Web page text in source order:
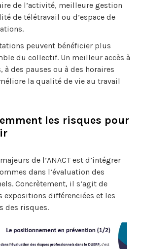
de l’activité, meilleure gestion
de télétravail ou d’espace de
peuvent bénéficier plus
du collectif. Un meilleur accès à
à des pauses ou à des horaires
la qualité de vie au travail
les risques pour
de l’ANACT est d’intégrer
dans l’évaluation des
Concrètement, il s’agit de
expositions différenciées et les
des risques.